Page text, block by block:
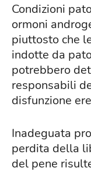
Condizioni
ormoni
piuttosto che
indotte da
potrebbero
responsabili
disfunzione
Inadeguata
perdita della
del pene